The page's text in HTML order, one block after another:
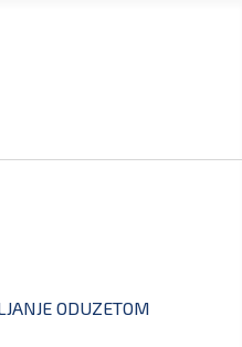
ODUZETOM